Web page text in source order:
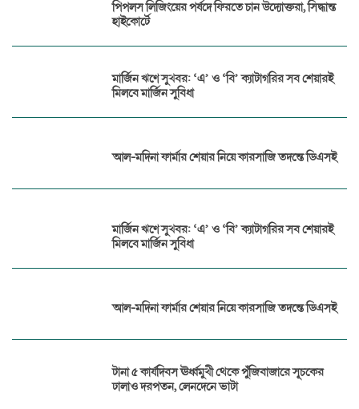
পিপলস লিজিংয়ের পর্ষদে ফিরতে চান উদ্যোক্তরা, সিদ্ধান্ত
হাইকোর্টে
মার্জিন ঋণে সুখবর: ‘এ’ ও ‘বি’ ক্যাটাগরির সব শেয়ারই
মিলবে মার্জিন সুবিধা
আল-মদিনা ফার্মার শেয়ার নিয়ে কারসাজি তদন্তে ডিএসই
মার্জিন ঋণে সুখবর: ‘এ’ ও ‘বি’ ক্যাটাগরির সব শেয়ারই
মিলবে মার্জিন সুবিধা
আল-মদিনা ফার্মার শেয়ার নিয়ে কারসাজি তদন্তে ডিএসই
টানা ৫ কার্যদিবস ঊর্ধ্বমুখী থেকে পুঁজিবাজারে সূচকের
ঢালাও দরপতন, লেনদেনে ভাটা